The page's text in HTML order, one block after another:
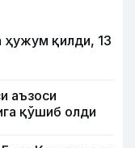
ҳужум қилди, 13
аъзоси
қўшиб олди